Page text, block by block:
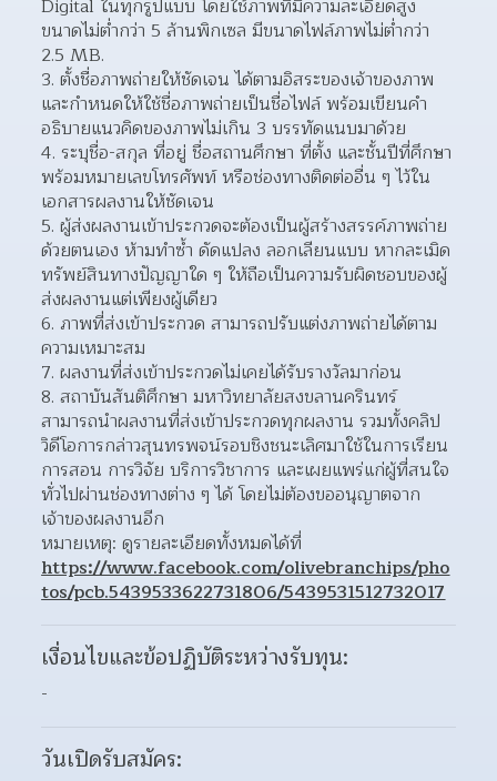
Digital ในทุกรูปแบบ โดยใช้ภาพที่มีความละเอียดสูง
ขนาดไม่ต่ำกว่า 5 ล้านพิกเซล มีขนาดไฟล์ภาพไม่ต่ำกว่า
2.5 MB.
ตั้งชื่อภาพถ่ายให้ชัดเจน ได้ตามอิสระของเจ้าของภาพ
และกำหนดให้ใช้ชื่อภาพถ่ายเป็นชื่อไฟล์ พร้อมเขียนคำ
อธิบายแนวคิดของภาพไม่เกิน 3 บรรทัดแนบมาด้วย
ระบุชื่อ-สกุล ที่อยู่ ชื่อสถานศึกษา ที่ตั้ง และชั้นปีที่ศึกษา
พร้อมหมายเลขโทรศัพท์ หรือช่องทางติดต่ออื่น ๆ ไว้ใน
เอกสารผลงานให้ชัดเจน
ผู้ส่งผลงานเข้าประกวดจะต้องเป็นผู้สร้างสรรค์ภาพถ่าย
ด้วยตนเอง ห้ามทำซ้ำ ดัดแปลง ลอกเลียนแบบ หากละเมิด
ทรัพย์สินทางปัญญาใด ๆ ให้ถือเป็นความรับผิดชอบของผู้
ส่งผลงานแต่เพียงผู้เดียว
ภาพที่ส่งเข้าประกวด สามารถปรับแต่งภาพถ่ายได้ตาม
ความเหมาะสม
ผลงานที่ส่งเข้าประกวดไม่เคยได้รับรางวัลมาก่อน
สถาบันสันติศึกษา มหาวิทยาลัยสงขลานครินทร์
สามารถนำผลงานที่ส่งเข้าประกวดทุกผลงาน รวมทั้งคลิป
วิดีโอการกล่าวสุนทรพจน์รอบชิงชนะเลิศมาใช้ในการเรียน
การสอน การวิจัย บริการวิชาการ และเผยแพร่แก่ผู้ที่สนใจ
ทั่วไปผ่านช่องทางต่าง ๆ ได้ โดยไม่ต้องขออนุญาตจาก
เจ้าของผลงานอีก
https://www.facebook.com/olivebranchips/pho
tos/pcb.5439533622731806/5439531512732017
เงื่อนไขและข้อปฏิบัติระหว่างรับทุน:
-
วันเปิดรับสมัคร: